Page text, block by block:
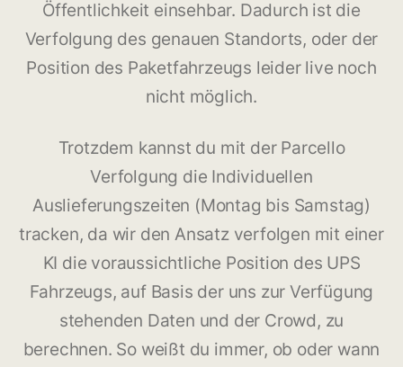
Öffentlichkeit einsehbar. Dadurch ist die
Verfolgung des genauen Standorts, oder der
Position des Paketfahrzeugs leider live noch
nicht möglich.
Trotzdem kannst du mit der Parcello
Verfolgung die Individuellen
Auslieferungszeiten (Montag bis Samstag)
tracken, da wir den Ansatz verfolgen mit einer
KI die voraussichtliche Position des UPS
Fahrzeugs, auf Basis der uns zur Verfügung
stehenden Daten und der Crowd, zu
berechnen. So weißt du immer, ob oder wann